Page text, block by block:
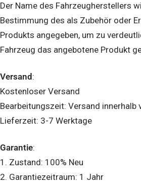
Der Name des Fahrzeugherstellers
Bestimmung des als Zubehör oder
Produkts angegeben, um zu
Fahrzeug das angebotene Produkt
Versand :
Kostenloser Versand
Bearbeitungszeit: Versand innerhalb
Lieferzeit: 3-7 Werktage
Garantie:
1. Zustand: 100% Neu
2. Garantiezeitraum: 1 Jahr